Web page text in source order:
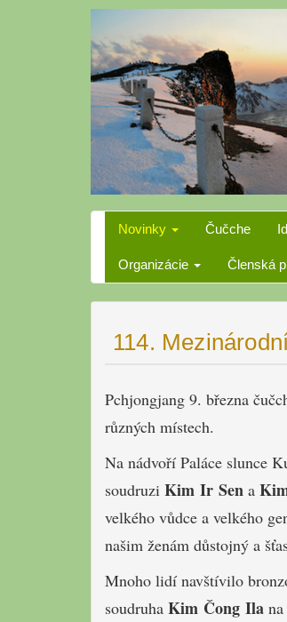
Novinky Čučche
Organizácie Členská
114.
Pchjongjang 9. března
různých místech.
Na nádvoří Paláce slunce
soudruzi Kim Ir Sen a
velkého vůdce a velkého
našim ženám důstojný a
Mnoho lidí navštívilo
soudruha Kim Čong Ila